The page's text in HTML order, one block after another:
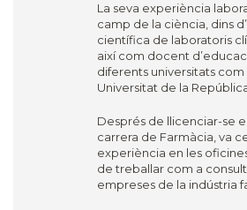
La seva experiència
camp de la ciència, dins
científica de laboratoris
així com docent
diferents universitats com
Universitat de la
Després de llicenciar-se
carrera de Farmàcia, va
experiència en les
de treballar com a
empreses de la indústria